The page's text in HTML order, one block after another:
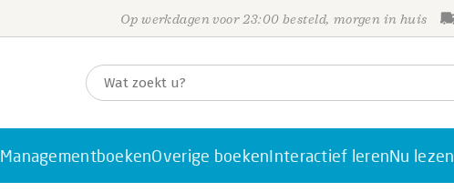
Op werkdagen voor 23:00 besteld, morgen in huis
ManagementboekenOverige boekenInteractief lerenNu lezen